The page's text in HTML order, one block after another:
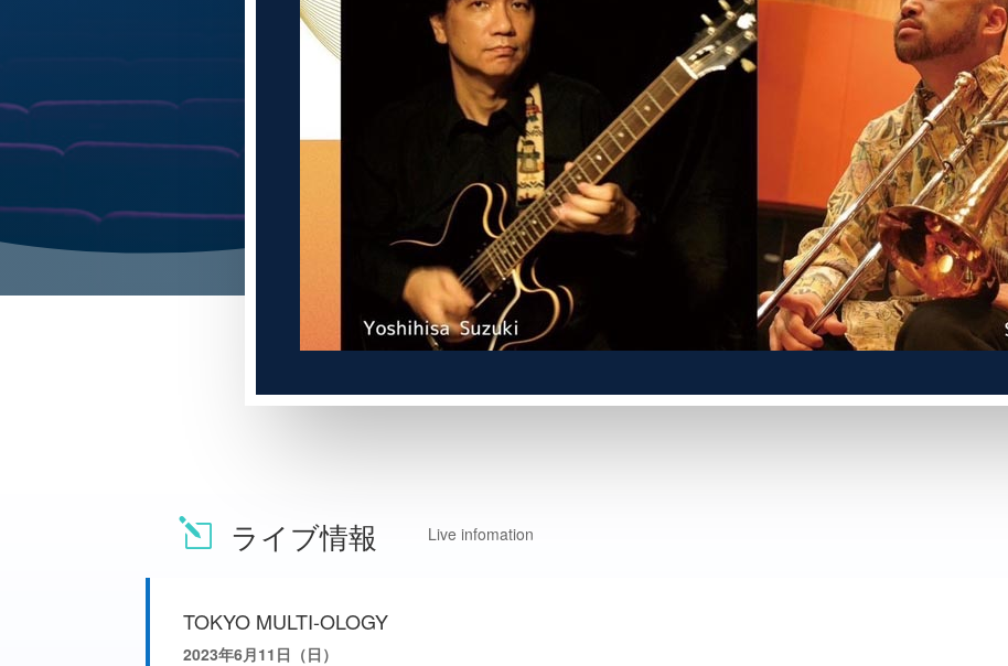
l ライブ情報 Live infomation
TOKYO MULTI-OLOGY
2023年6月11日（日）